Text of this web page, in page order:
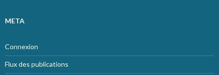
META
Connexion
Flux des publications